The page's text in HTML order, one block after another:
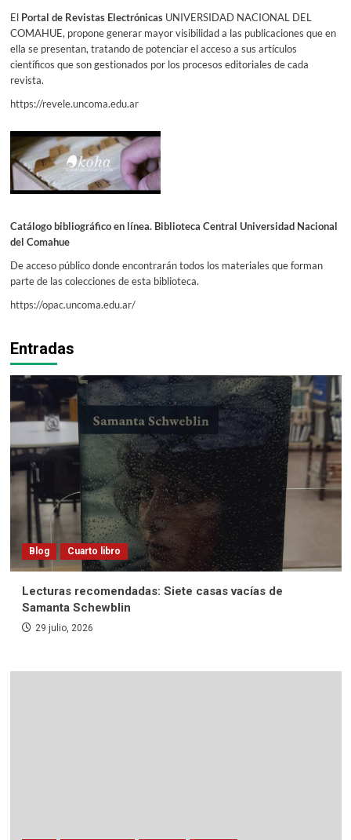
El Portal de Revistas ElectrónicasUNIVERSIDAD NACIONAL DEL
COMAHUE, propone generar mayor visibilidad a las publicaciones que en
ella se presentan, tratando de potenciar el acceso a sus artículos
científicos que son gestionados por los procesos editoriales de cada
revista.
https://revele.uncoma.edu.ar
Catálogo bibliográfico en línea. Biblioteca Central Universidad Nacional
del Comahue
De acceso público donde encontrarán todos los materiales que forman
parte de las colecciones de esta biblioteca.
https://opac.uncoma.edu.ar/
Entradas
Blog Cuarto libro
Lecturas recomendadas: Siete casas vacías de
Samanta Schewblin
29 julio, 2026